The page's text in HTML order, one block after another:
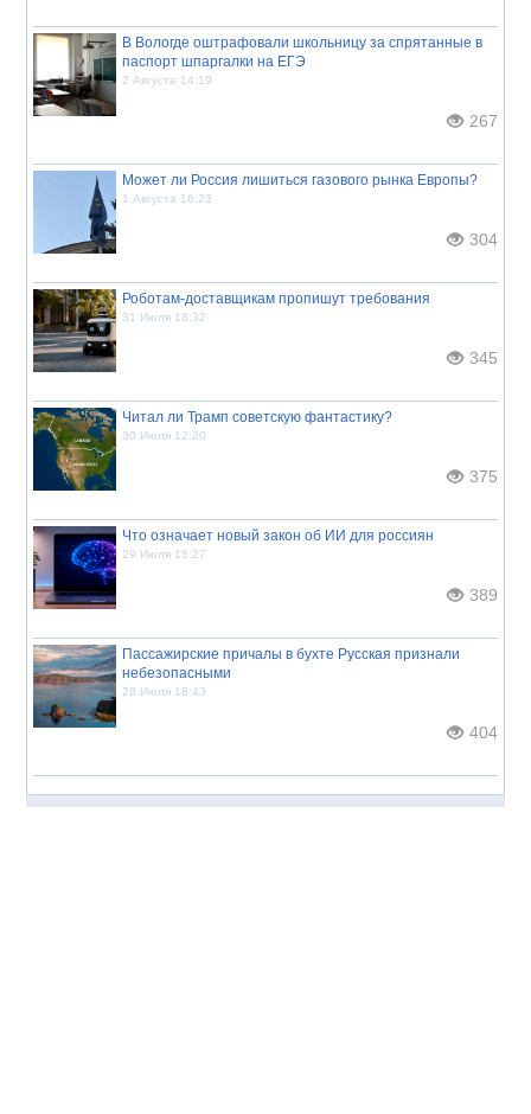
В Вологде оштрафовали школьницу за спрятанные в
паспорт шпаргалки на ЕГЭ
2 Августа 14:19
267
Может ли Россия лишиться газового рынка Европы?
1 Августа 16:23
304
Роботам-доставщикам пропишут требования
31 Июля 18:32
345
Читал ли Трамп советскую фантастику?
30 Июля 12:20
375
Что означает новый закон об ИИ для россиян
29 Июля 15:27
389
Пассажирские причалы в бухте Русская признали
небезопасными
28 Июля 18:43
404